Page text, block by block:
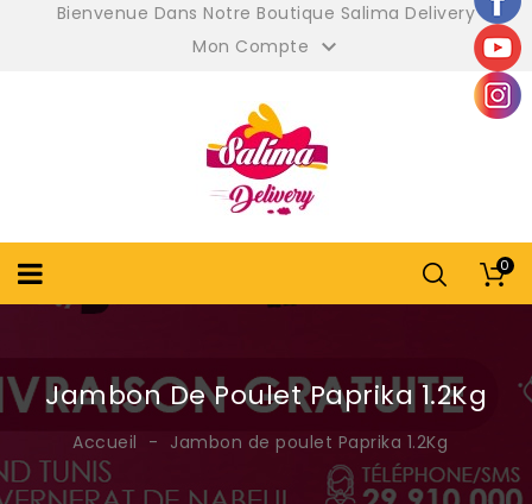
Bienvenue Dans Notre Boutique Salima Delivery
Mon Compte 
0
Jambon De Poulet Paprika 1.2Kg
Accueil Jambon de poulet Paprika 1.2Kg